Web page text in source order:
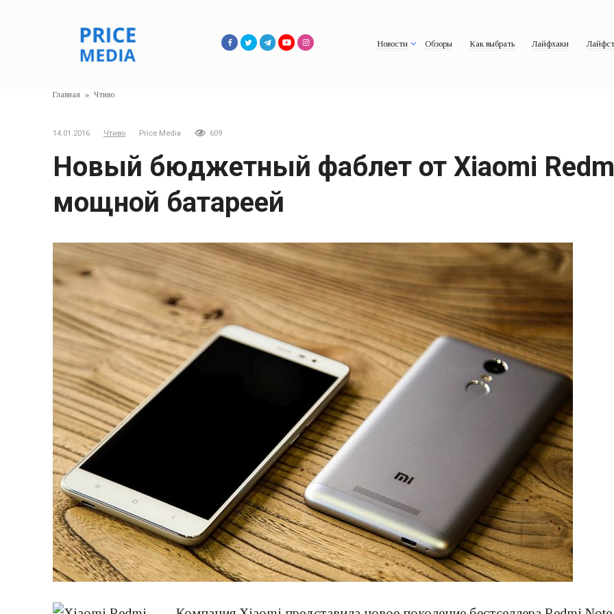
Новости Обзоры Как выбрать Лайфхаки
Главная » Чтиво
14.01.2016 Чтиво Price Media 609
Новый бюджетный фаблет от Xiaomi
мощной батареей